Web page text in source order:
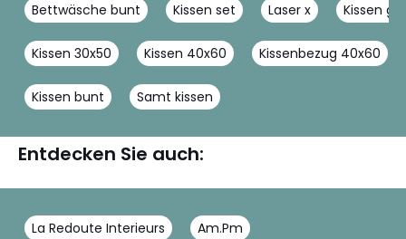
Bettwäsche bunt Kissen set Laser x Kissen
Kissen 30x50 Kissen 40x60 Kissenbezug 40x60
Kissen bunt Samt kissen
Entdecken Sie auch:
La Redoute Interieurs Am.Pm